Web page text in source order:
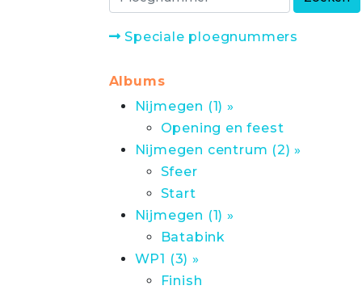
Speciale ploegnummers
Albums
Nijmegen (1) »
Opening en feest
Nijmegen centrum (2) »
Sfeer
Start
Nijmegen (1) »
Batabink
WP1 (3) »
Finish